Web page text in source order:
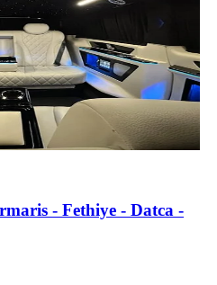
- Fethiye - Datca -